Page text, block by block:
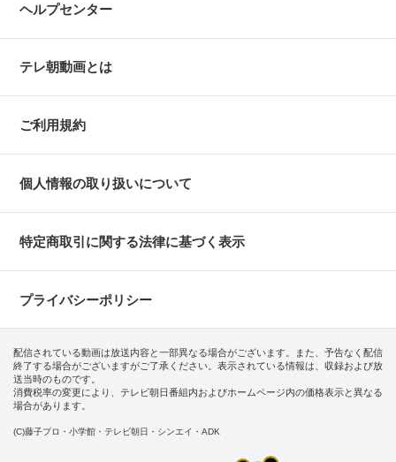
ヘルプセンター
テレ朝動画とは
ご利用規約
個人情報の取り扱いについて
特定商取引に関する法律に基づく表示
プライバシーポリシー
配信されている動画は放送内容と一部異なる場合がございます。また、予告なく配信
終了する場合がございますがご了承ください。表示されている情報は、収録および放
送当時のものです。
消費税率の変更により、テレビ朝日番組内およびホームページ内の価格表示と異なる
場合があります。
(C)藤子プロ・小学館・テレビ朝日・シンエイ・ADK